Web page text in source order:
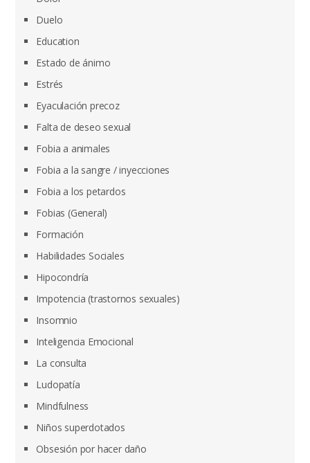
Duelo
Education
Estado de ánimo
Estrés
Eyaculación precoz
Falta de deseo sexual
Fobia a animales
Fobia a la sangre / inyecciones
Fobia a los petardos
Fobias (General)
Formación
Habilidades Sociales
Hipocondría
Impotencia (trastornos sexuales)
Insomnio
Inteligencia Emocional
La consulta
Ludopatía
Mindfulness
Niños superdotados
Obsesión por hacer daño